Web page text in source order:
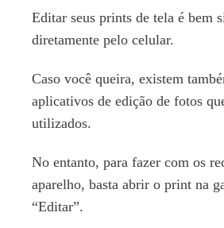
Editar seus prints de tela é bem
diretamente pelo celular.
Caso você queira, existem
aplicativos de edição de fotos
utilizados.
No entanto, para fazer com os
aparelho, basta abrir o print na
“Editar”.